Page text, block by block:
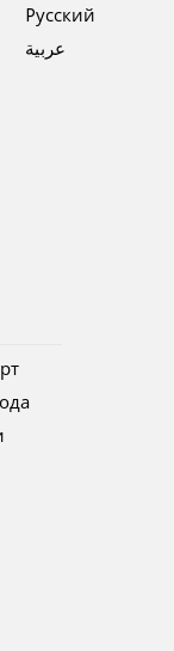
Pусский
عربية